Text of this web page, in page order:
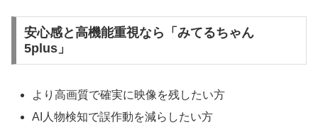
安心感と高機能重視なら「みてるちゃん
5plus」
より高画質で確実に映像を残したい方
AI人物検知で誤作動を減らしたい方